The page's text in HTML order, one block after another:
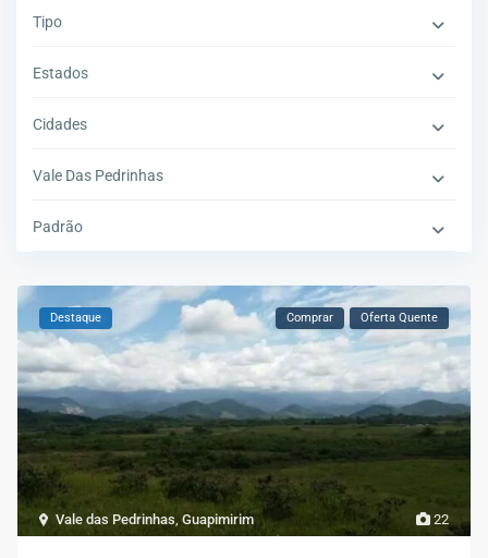
Tipo
Estados
Cidades
Vale Das Pedrinhas
Padrão
22
Vale das Pedrinhas,Guapimirim
Destaque Comprar Oferta Quente